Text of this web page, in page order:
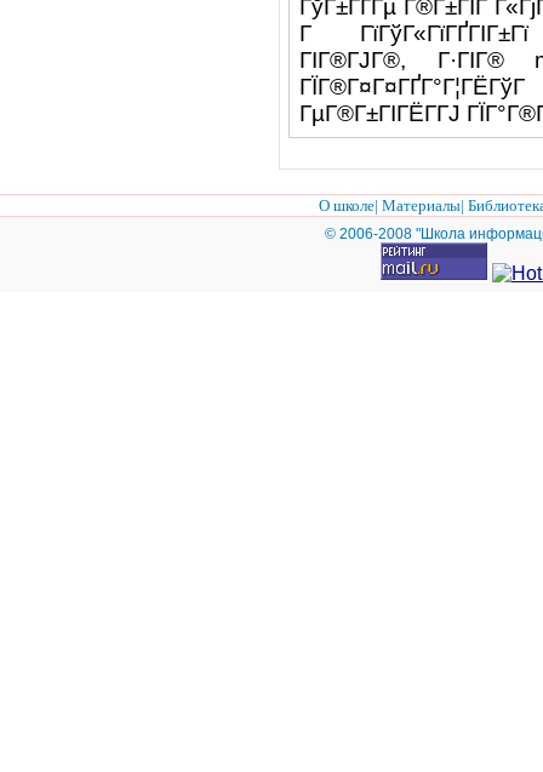
ГўГ±ГҐГµ Г®Г±ГІГ
Г
ГІГ®ГЈГ®,
ГµГ®Г±ГІГЁГ­ГЈ
О школе| Материалы|
© 2006-2008 "Школа